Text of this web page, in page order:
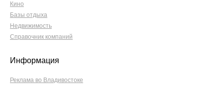
Кино
Базы отдыха
Недвижимость
Справочник компаний
Информация
Реклама во Владивостоке